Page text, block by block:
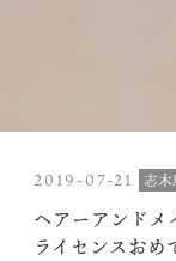
2019-07-21 志木
ヘアーアンドメ
ライセンスおめ